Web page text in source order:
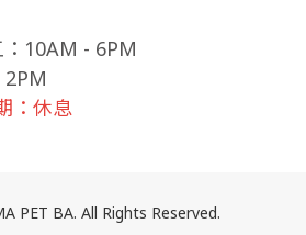
10AM - 6PM
：休息
PET BA. All Rights Reserved.